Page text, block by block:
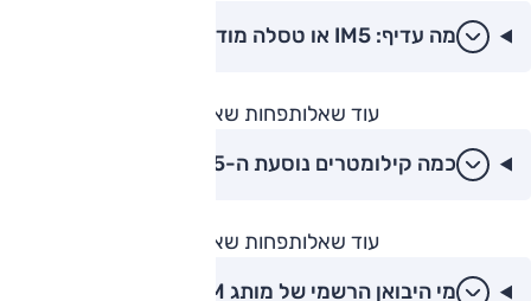
מה עדיף: IM5 או טסלה מודל 3?
עוד שאלותפחות שאלות
כמה קילומטרים נוסעת ה-IM5 בטעינה אחת?
עוד שאלותפחות שאלות
מי היבואן הרשמי של מותג IM?